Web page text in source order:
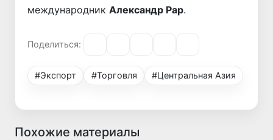
международник Александр Рар.
Поделиться:
#Экспорт #Торговля #Центральная Азия
Похожие материалы